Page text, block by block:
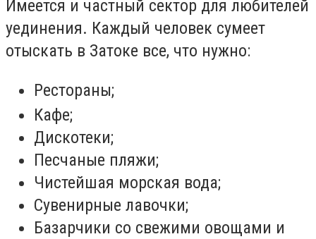
Имеется и частный сектор для любителей
уединения. Каждый человек сумеет
отыскать в Затоке все, что нужно:
Рестораны;
Кафе;
Дискотеки;
Песчаные пляжи;
Чистейшая морская вода;
Сувенирные лавочки;
Базарчики со свежими овощами и